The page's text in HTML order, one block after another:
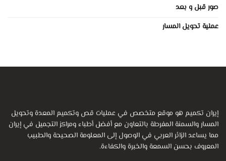
صور قبل و بعد
عملية تحويل المسار
إيران تكميم هو موقع متخصص في عمليات قص وتكميم المعدة وتحويل
المسار والسمنة المفرطة بالتعاون مع أفضل أطباء ومراكز التجميل في إيران
مما يساعد الزائر العربي في الوصول إلى المعلومة الصحيحة والطبيب
المعروف بحسن السمعة والخبرة والكفاءة.